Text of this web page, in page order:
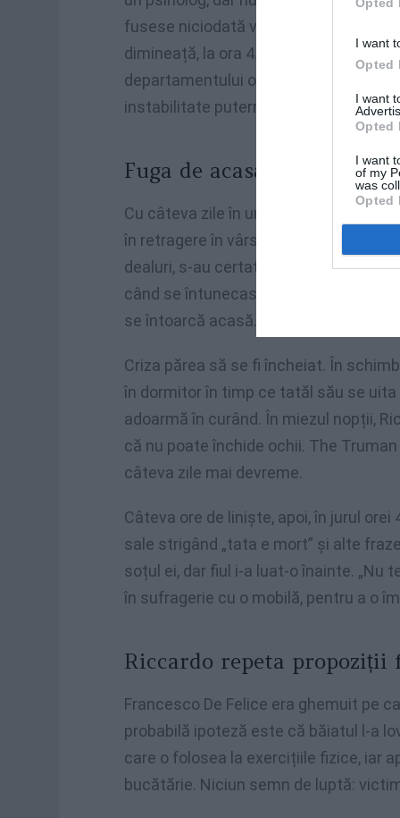
I want
Opted
I want
Opted
I want
of my
was
Opted
fusese niciodată violent’, a asigurat
dimineață, la ora 4.30. Potrivit
departamentului operativ din Treviso,
instabilitate puternică.
Fuga de acasă și cearta
Cu câteva zile în urmă, fugise de
în retragere în vârstă de 56 de ani, de
dealuri, s-au certat furibund, iar
când se întunecase, a fost cea care
se întoarcă acasă.
Criza părea să se fi încheiat. În
în dormitor în timp ce tatăl său se
adoarmă în curând. În miezul nopții,
că nu poate închide ochii. The
câteva zile mai devreme.
Câteva ore de liniște, apoi, în jurul
sale strigând „tata e mort” și alte
soțul ei, dar fiul i-a luat-o înainte. „Nu
în sufragerie cu o mobilă, pentru a o
Riccardo repeta propoziții
Francesco De Felice era ghemuit pe
probabilă ipoteză este că băiatul l-a
care o folosea la exercițiile fizice, iar
bucătărie. Niciun semn de luptă: